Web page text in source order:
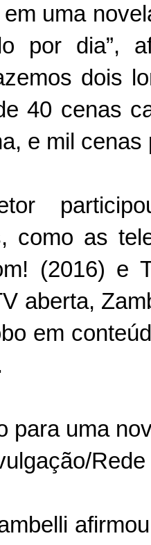
uma
por dia”,
dois
40 cenas
e mil cenas
como as
(2016) e
aberta,
em
para uma